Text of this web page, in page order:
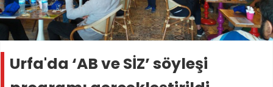
Urfa'da ‘AB ve SİZ’ söyleşi